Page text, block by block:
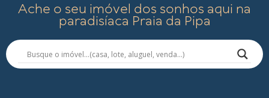
Ache o seu imóvel dos sonhos aqui na
paradisíaca Praia da Pipa